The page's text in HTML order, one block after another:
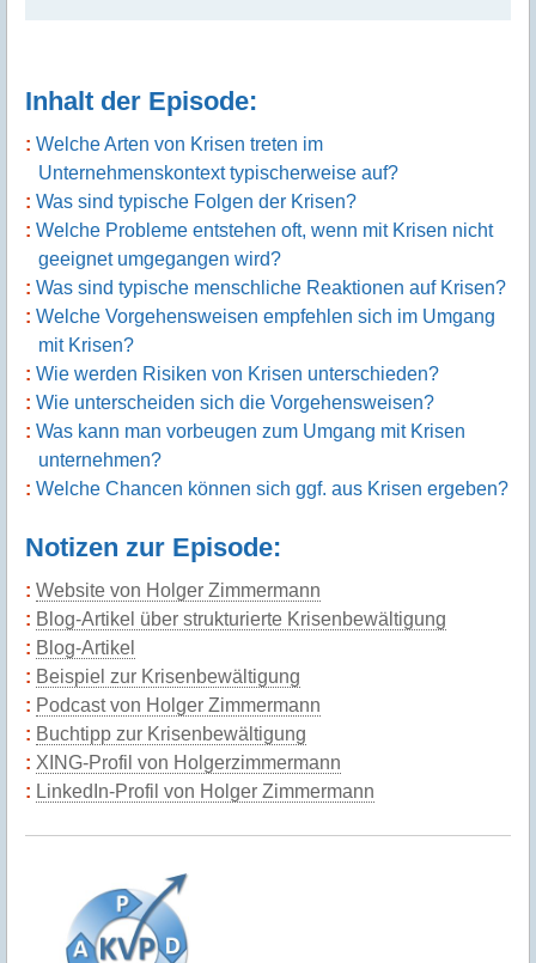
Inhalt der Episode:
Welche Arten von Krisen treten im
Unternehmenskontext typischerweise auf?
Was sind typische Folgen der Krisen?
Welche Probleme entstehen oft, wenn mit Krisen nicht
geeignet umgegangen wird?
Was sind typische menschliche Reaktionen auf Krisen?
Welche Vorgehensweisen empfehlen sich im Umgang
mit Krisen?
Wie werden Risiken von Krisen unterschieden?
Wie unterscheiden sich die Vorgehensweisen?
Was kann man vorbeugen zum Umgang mit Krisen
unternehmen?
Welche Chancen können sich ggf. aus Krisen ergeben?
Notizen zur Episode:
Website von Holger Zimmermann
Blog-Artikel über strukturierte Krisenbewältigung
Blog-Artikel
Beispiel zur Krisenbewältigung
Podcast von Holger Zimmermann
Buchtipp zur Krisenbewältigung
XING-Profil von Holgerzimmermann
LinkedIn-Profil von Holger Zimmermann